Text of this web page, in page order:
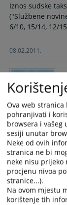
the
calendar
a
date.
the
mark
key
to
get
the
keyboard
shortcuts
for
changing
Iznos sudske
("Službene
6/10, 15/14, 12/
08.02.2011.
Sve informacije
ovlašteni
može sama
koda) koji na
tužbe u sudu .
Ova web
pohranjivati i
browsera i vašeg
sesiji unutar
Neke od ovih
stranica ne bi
neke nisu prijeko
procjenu nivoa
stranice...).
Na ovom mjestu
korištenje tih